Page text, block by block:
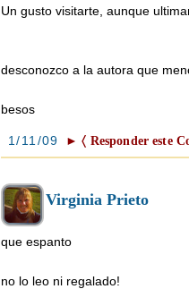
Un gusto visitarte, aunque
desconozco a la autora que
besos
1/11/09 ► 〈 Responder este
Virginia Prieto
que espanto
no lo leo ni regalado!